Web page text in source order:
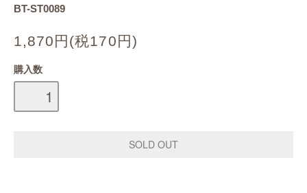
BT-ST0089
1,870円(税170円)
購入数